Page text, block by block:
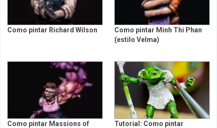
Como pintar Richard Wilson
Como pintar Minh Thi Phan
(estilo Velma)
Como pintar Massions of
Tutorial: Como pintar